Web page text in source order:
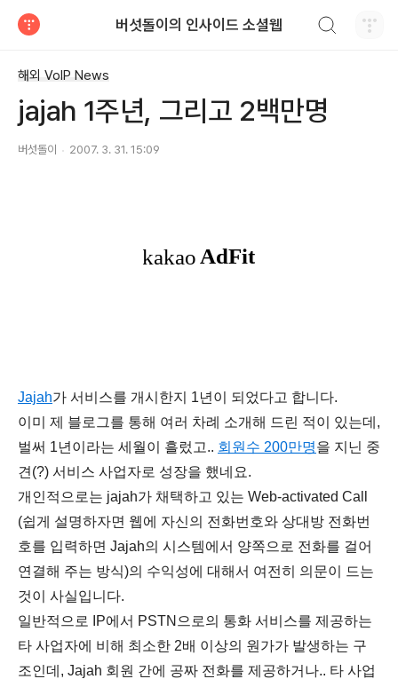
버섯돌이의 인사이드 소셜웹
해외 VoIP News
jajah 1주년, 그리고 2백만명
버섯돌이 2007. 3. 31. 15:09
Jajah가 서비스를 개시한지 1년이 되었다고 합니다.
이미 제 블로그를 통해 여러 차례 소개해 드린 적이 있는데,
벌써 1년이라는 세월이 흘렀고.. 회원수 200만명을 지닌 중
견(?) 서비스 사업자로 성장을 했네요.
개인적으로는 jajah가 채택하고 있는 Web-activated Call
(쉽게 설명하자면 웹에 자신의 전화번호와 상대방 전화번
호를 입력하면 Jajah의 시스템에서 양쪽으로 전화를 걸어
연결해 주는 방식)의 수익성에 대해서 여전히 의문이 드는
것이 사실입니다.
일반적으로 IP에서 PSTN으로의 통화 서비스를 제공하는
타 사업자에 비해 최소한 2배 이상의 원가가 발생하는 구
조인데, Jajah 회원 간에 공짜 전화를 제공하거나.. 타 사업